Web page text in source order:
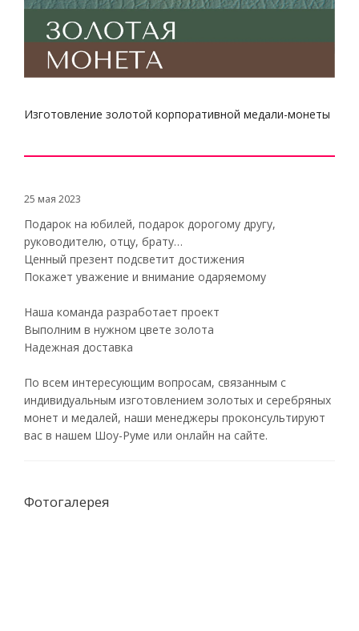
Изготовление золотой корпоративной медали-монеты
25 мая 2023
Подарок на юбилей, подарок дорогому другу,
руководителю, отцу, брату…
Ценный презент подсветит достижения
Покажет уважение и внимание одаряемому
Наша команда разработает проект
Выполним в нужном цвете золота
Надежная доставка
По всем интересующим вопросам, связанным с
индивидуальным изготовлением золотых и серебряных
монет и медалей, наши менеджеры проконсультируют
вас в нашем Шоу-Руме или онлайн на сайте.
Фотогалерея